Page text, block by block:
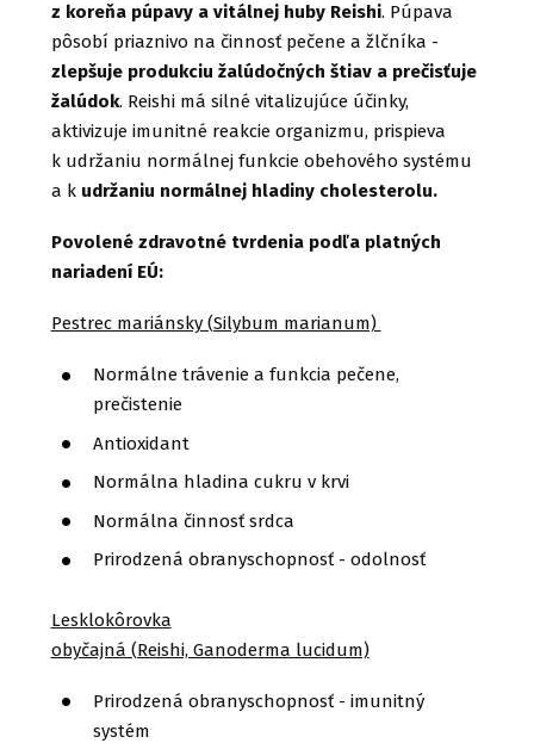
z koreňa púpavy a vitálnej huby Reishi. Púpava
pôsobí priaznivo na činnosť pečene a žlčníka -
zlepšuje produkciu žalúdočných štiav a prečisťuje
žalúdok. Reishi má silné vitalizujúce účinky,
aktivizuje imunitné reakcie organizmu, prispieva
k udržaniu normálnej funkcie obehového systému
a kudržaniu normálnej hladiny cholesterolu.
Povolené zdravotné tvrdenia podľa platných
nariadení EÚ:
Pestrec mariánsky (Silybum marianum)
Normálne trávenie a funkcia pečene,
prečistenie
Antioxidant
Normálna hladina cukru v krvi
Normálna činnosť srdca
Prirodzená obranyschopnosť - odolnosť
Lesklokôrovka
obyčajná (Reishi, Ganoderma lucidum)
Prirodzená obranyschopnosť - imunitný
systém